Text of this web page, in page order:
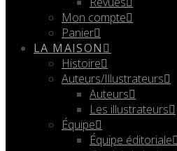
Mon compte
Panier
LA MAISON
Histoire
Auteurs/Illustrateurs
Auteurs
Les illustrateurs
Équipe
Équipe éditoriale